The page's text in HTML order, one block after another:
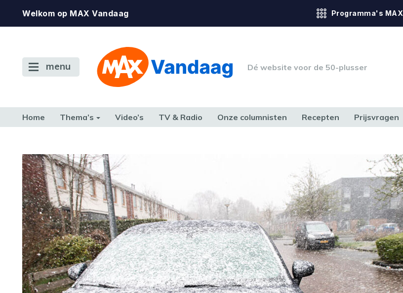
Welkom op MAX Vandaag Programma's MAX
menu Dé website voor de 50-plusser
Home Thema’s Video’s TV & Radio Onze columnisten Recepten Prijsvragen